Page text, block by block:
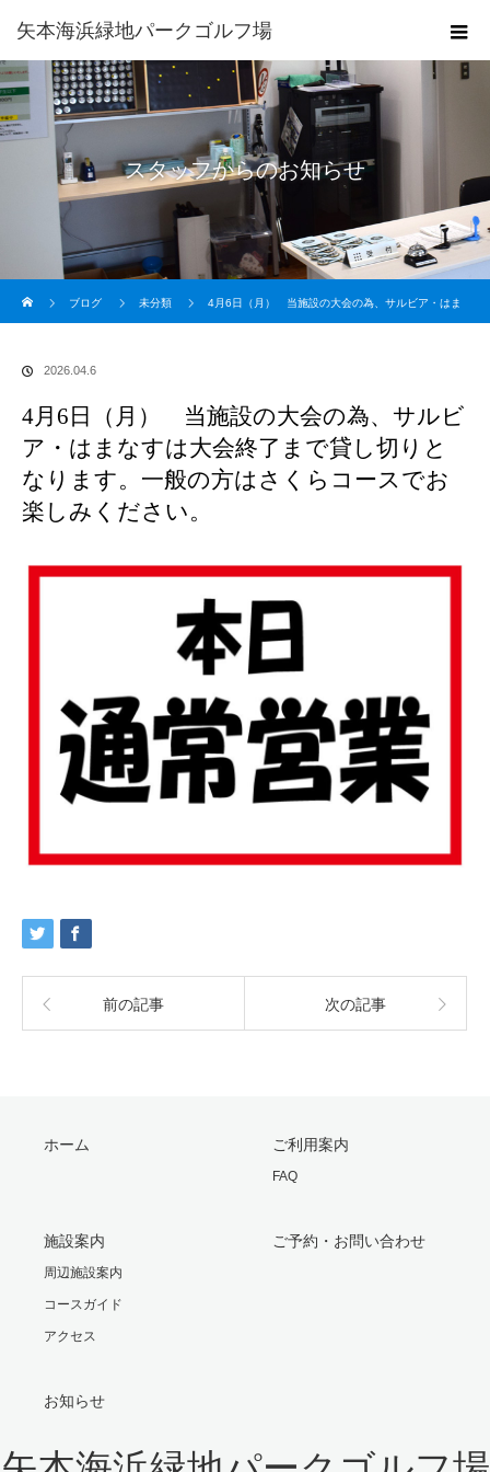
矢本海浜緑地パークゴルフ場
スタッフからのお知らせ
ブログ
未分類 4月6日（月） 当施設の大会の為、サルビア・はま
2026.04.6
4月6日（月） 当施設の大会の為、サルビ
ア・はまなすは大会終了まで貸し切りと
なります。一般の方はさくらコースでお
楽しみください。
前の記事 次の記事
ホーム ご利用案内
FAQ
施設案内
周辺施設案内
コースガイド
アクセス
ご予約・お問い合わせ
お知らせ